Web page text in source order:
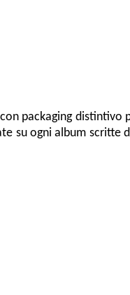
packaging distintivo
su ogni album scritte